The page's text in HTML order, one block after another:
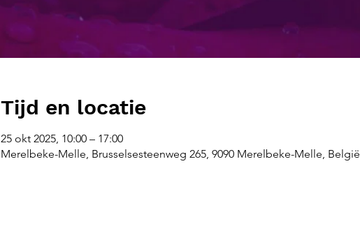
Tijd en locatie
25 okt 2025, 10:00 – 17:00
Merelbeke-Melle, Brusselsesteenweg 265, 9090 Merelbeke-Melle, België